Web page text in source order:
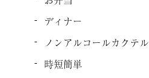
ディナー
ノンアルコールカクテル
時短簡単